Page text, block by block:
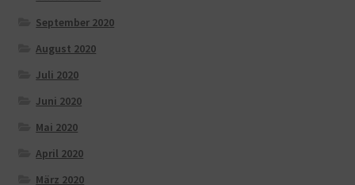
September 2020
August 2020
Juli 2020
Juni 2020
Mai 2020
April 2020
März 2020